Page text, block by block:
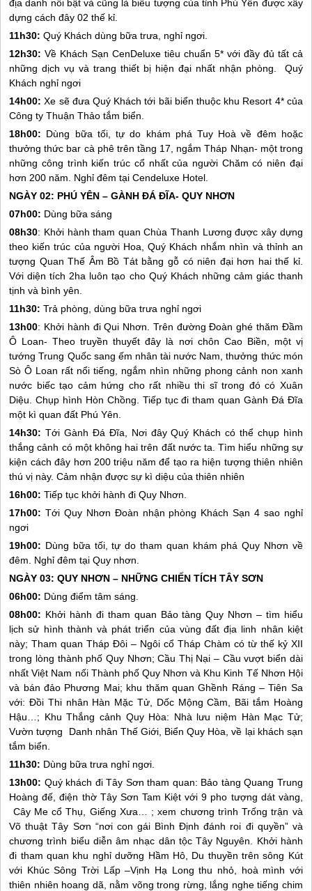
địa danh nổi bật và cũng là biểu tượng của tỉnh Phú Yên được xây
dựng cách đây 02 thế kỉ.
11h30:Quý Khách dùng bữa trưa, nghỉ ngơi.
12h30:Về Khách Sạn CenDeluxe tiêu chuẩn 5* với đầy đủ tất cả
những dịch vụ và trang thiết bị hiện đại nhất nhận phòng. Quý
Khách nghỉ ngơi
14h00:Xe sẽ đưa Quý Khách tới bãi biển thuộc khu Resort 4* của
Công ty Thuận Thảo tắm biển.
18h00: Dùng bữa tối, tự do khám phá Tuy Hoà về đêm hoặc
thưởng thức bar cà phê trên tầng 17, ngắm Tháp Nhạn- một trong
những công trình kiến trúc cổ nhất của người Chăm có niên đại
hơn 200 năm. Nghỉ đêm tại Cendeluxe Hotel.
NGÀY 02: PHÚ YÊN – GÀNH ĐÁ ĐĨA-QUY NHƠN
07h00: Dùng bữa sáng
08h30: Khởi hành tham quan Chùa Thanh Lương được xây dựng
theo kiến trúc của người Hoa, Quý Khách nhắm nhìn và thỉnh an
tượng Quan Thế Âm Bồ Tát bằng gỗ có niên đại hơn hai thế kỉ.
Với diện tích 2ha luôn tạo cho Quý Khách những cảm giác thanh
tịnh và bình yên.
11h30: Trả phòng, dùng bữa trưa nghỉ ngơi
13h00: Khởi hành đi Qui Nhơn. Trên đường Đoàn ghé thăm Đầm
Ô Loan- Theo truyền thuyết đây là nơi chôn Cao Biền, một vị
tướng Trung Quốc sang ếm nhân tài nước Nam, thưởng thức món
Sò Ô Loan rất nổi tiếng, ngắm nhìn những phong cảnh non xanh
nước biếc tạo cảm hứng cho rất nhiều thi sĩ trong đó có Xuân
Diệu. Chụp hình Hòn Chồng. Tiếp tục đi tham quan Gành Đá Đĩa
một kì quan đất Phú Yên
14h30: Tới Gành Đá Đĩa, Nơi đây Quý Khách có thể chụp hình
thắng cảnh có một không hai trên đất nước ta. Tìm hiểu những sự
kiện cách đây hơn 200 triệu năm để tạo ra hiện tượng thiên nhiên
thú vị này. Cảm nhận được sự kì diệu của thiên nhiên
16h00:Tiếp tục khởi hành điQuy Nhơn
17h00:Tới Quy Nhơn Đoàn nhận phòng Khách Sạn 4 sao nghỉ
ngơi
19h00: Dùng bữa tối, tự do tham quan khám pháQuy Nhơn về
đêm. Nghỉ đêm tạiQuy nhơn
NGÀY 03:QUY NHƠN – NHỮNG CHIẾN TÍCH TÂY SƠN
06h00: Dùng điểm tâm sáng.
08h00: Khởi hành đi tham quan Bảo tàngQuy Nhơn – tìm hiểu
lịch sử hình thành và phát triển của vùng đất địa linh nhân kiệt
này; Tham quan Tháp Đôi – Ngôi cổ Tháp Chàm có từ thế kỷ XII
trong lòng thành phố Quy Nhơn; Cầu Thị Nại – Cầu vượt biển dài
nhất Việt Nam nối Thành phố Quy Nhơn và Khu Kinh Tế Nhơn Hội
và bán đảo Phương Mai; khu thăm quan Ghềnh Ráng – Tiên Sa
với: Đồi Thi nhân Hàn Mặc Tử, Dốc Mộng Cầm, Bãi tắm Hoàng
Hậu…; Khu Thắng cảnh Quy Hòa: Nhà lưu niệm Hàn Mạc Tử;
Vườn tượng Danh nhân Thế Giới, Biển Quy Hòa, về lại khách sạn
tắm biển.
11h30: Dùng bữa trưa nghỉ ngơi.
13h00: Quý khách đi Tây Sơn tham quan: Bảo tàng Quang Trung
Hoàng đế, điện thờ Tây Sơn Tam Kiệt với 9 pho tượng dát vàng,
Cây Me cổ Thụ, Giếng Xưa… ; xem chương trình Trống trận và
Võ thuật Tây Sơn “nơi con gái Bình Định đánh roi đi quyền” và
chương trình biểu diễn âm nhạc dân tộc Tây Nguyên. Khởi hành
đi tham quan khu nghỉ dưỡng Hầm Hô, Du thuyền trên sông Kút
với Khúc Sông Trời Lấp –Vịnh Hạ Long thu nhỏ, hoà mình với
thiên nhiên hoang dã, nằm võng trong rừng, lắng nghe tiếng chim